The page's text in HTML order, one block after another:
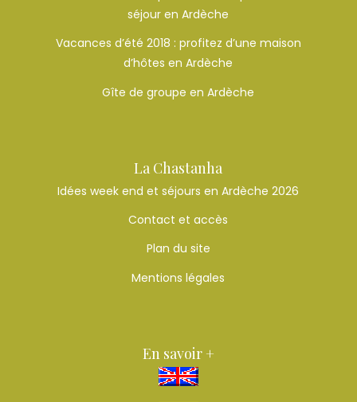
séjour en Ardèche
Vacances d’été 2018 : profitez d’une maison
d’hôtes en Ardèche
Gîte de groupe en Ardèche
La Chastanha
Idées week end et séjours en Ardèche 2026
Contact et accès
Plan du site
Mentions légales
En savoir +